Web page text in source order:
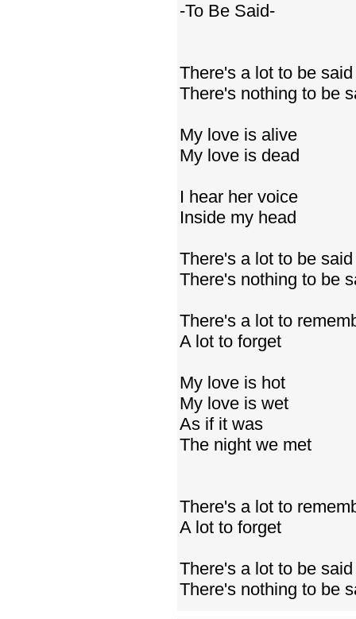
-To Be Said-
There's a lot to be said
There's nothing to be
My love is alive
My love is dead
I hear her voice
Inside my head
There's a lot to be said
There's nothing to be
There's a lot to
A lot to forget
My love is hot
My love is wet
As if it was
The night we met
There's a lot to
A lot to forget
There's a lot to be said
There's nothing to be